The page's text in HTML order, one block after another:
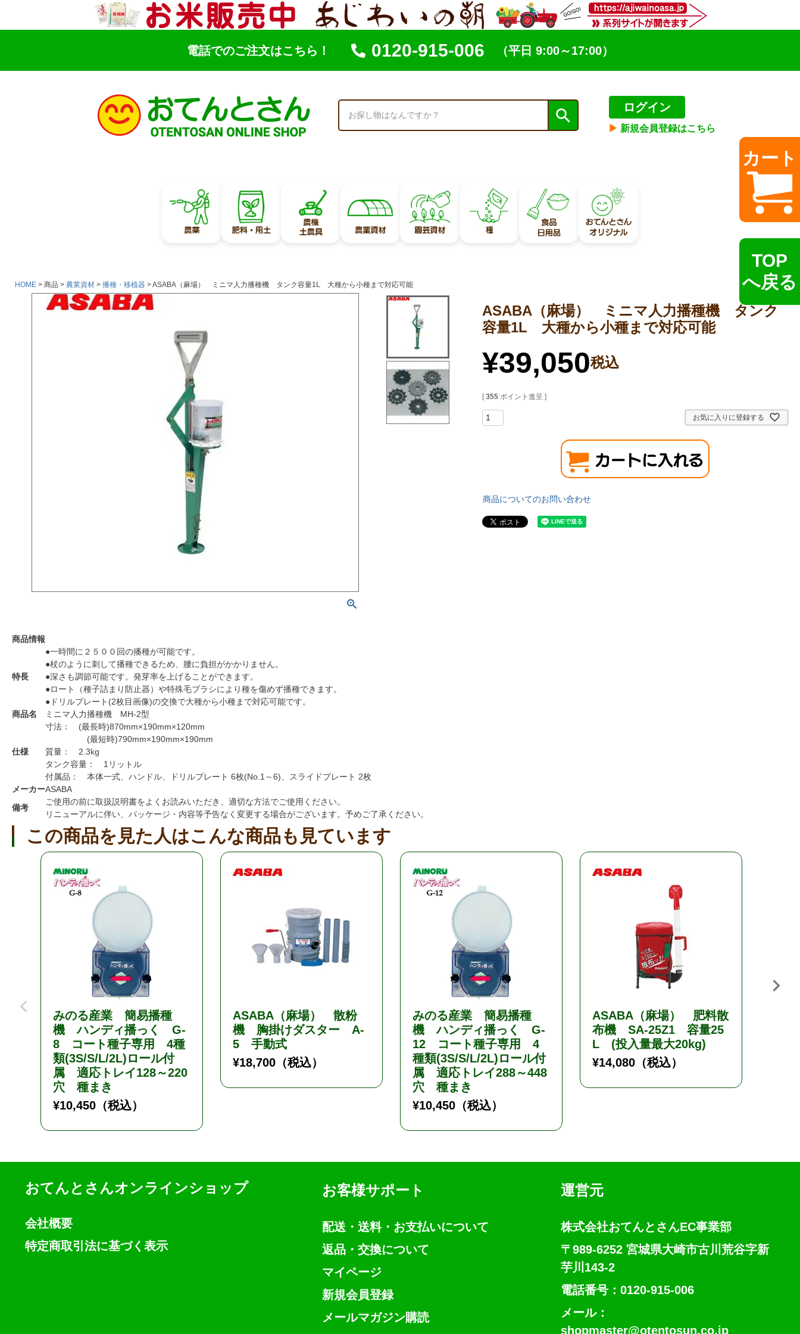
電話でのご注文はこちら！ 0120-915-006 （平日 9:00～17:00）
検索
ログイン
▶︎ 新規会員登録はこちら
カート
TOP
へ戻る
HOME 商品 農業資材 播種・移植器 ASABA（麻場） ミニマ人力播種機 タンク容量1L 大種から小種まで対応可能
ASABA（麻場） ミニマ人力播種機 タンク
容量1L 大種から小種まで対応可能
¥39,050税込
[ 355 ポイント進呈 ]
お気に入りに登録する
商品についてのお問い合わせ
商品情報
特長
●一時間に２５００回の播種が可能です。
●杖のように刺して播種できるため、腰に負担がかかりません。
●深さも調節可能です。発芽率を上げることができます。
●ロート（種子詰まり防止器）や特殊毛ブラシにより種を傷めず播種できます。
●ドリルプレート(2枚目画像)の交換で大種から小種まで対応可能です。
商品名
ミニマ人力播種機 MH-2型
仕様
寸法： (最長時)870mm×190mm×120mm
(最短時)790mm×190mm×190mm
質量： 2.3kg
タンク容量： 1リットル
付属品： 本体一式、ハンドル、ドリルプレート 6枚(No.1～6)、スライドプレート 2枚
メーカーASABA
備考
ご使用の前に取扱説明書をよくお読みいただき、適切な方法でご使用ください。
リニューアルに伴い、パッケージ・内容等予告なく変更する場合がございます。予めご了承ください。
この商品を見た人はこんな商品も見ています
みのる産業 簡易播種
機 ハンディ播っく G-
8 コート種子専用 4種
類(3S/S/L/2L)ロール付
属 適応トレイ128～220
穴 種まき
¥10,450 （税込）
ASABA（麻場） 散粉
機 胸掛けダスター A-
5 手動式
¥18,700 （税込）
みのる産業 簡易播種
機 ハンディ播っく G-
12 コート種子専用 4
種類(3S/S/L/2L)ロール付
属 適応トレイ288～448
穴 種まき
¥10,450 （税込）
ASABA（麻場） 肥料散
布機 SA-25Z1 容量25
L (投入量最大20kg)
¥14,080 （税込）
おてんとさんオンラインショップ
会社概要
特定商取引法に基づく表示
お客様サポート
配送・送料・お支払いについて
返品・交換について
マイページ
新規会員登録
メールマガジン購読
運営元
株式会社おてんとさんEC事業部
〒989-6252 宮城県大崎市古川荒谷字新
芋川143-2
電話番号：0120-915-006
メール：
shopmaster@otentosun.co.jp